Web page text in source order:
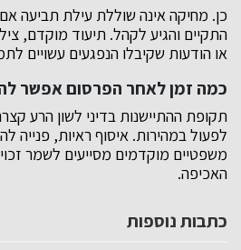
כן. מחיקה אינה שוללת עילת תביעה
התקיים והגיע לקהל. תיעוד מוקדם,
או הודעות שקיבלו הנפגעים עשויים
כמה זמן לאחר הפרסום אפשר
תקופת ההתיישנות בדיני לשון הרע
לפעול במהירות. איסוף ראיות, פנייה
משפטיים מוקדמים מסייעים לשמר
האכיפה.
כתבות נוספות